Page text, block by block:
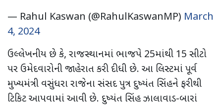
— Rahul Kaswan (@RahulKaswanMP) March
4, 2024
ઉલ્લેખનીય છે કે, રાજસ્થાનમાં ભાજપે 25માંથી 15 સીટો
પર ઉમેદવારોની જાહેરાત કરી દીધી છે. આ લિસ્ટમાં પૂર્વ
મુખ્યમંત્રી વસુંધરા રાજેના સંસદ પુત્ર દુષ્યંત સિંહને ફરીથી
ટિકિટ આપવામાં આવી છે. દુષ્યંત સિંહ ઝાલાવાડ-બારાં